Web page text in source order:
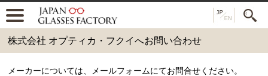
株式会社 オプティカ・フクイへお問い合わせ
メーカーについては、メールフォームにてお問合せください。